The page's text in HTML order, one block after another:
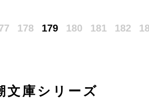
178 179 180 181 182
文庫シリーズ